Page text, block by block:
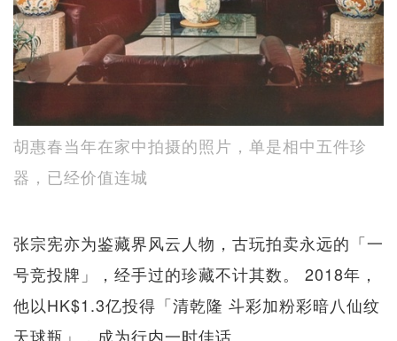
胡惠春当年在家中拍摄的照片，单是相中五件珍
器，已经价值连城
张宗宪亦为鉴藏界风云人物，古玩拍卖永远的「一
号竞投牌」，经手过的珍藏不计其数。 2018年，
他以HK$1.3亿投得「清乾隆 斗彩加粉彩暗八仙纹
天球瓶」，成为行内一时佳话。